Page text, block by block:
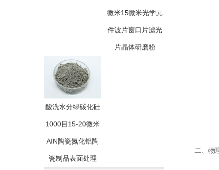
微米15微米光学元
件波片窗口片滤光
片晶体研磨粉
酸洗水分绿碳化硅
1000目15-20微米
AIN陶瓷氮化铝陶
瓷制品表面处理
二、物理